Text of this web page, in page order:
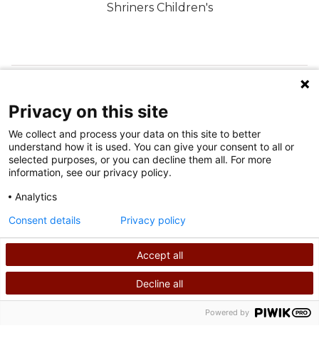
Shriners Children's
política de privacidad
©2026 Derechos de autor de Shriners International
LLÁMANOS BUSCAR
Privacy on this site
We collect and process your data on this site to better
understand how it is used. You can give your consent to all or
selected purposes, or you can decline them all. For more
information, see our privacy policy.
Analytics
Accept all
Decline all
Consent details Privacy policy
Powered by